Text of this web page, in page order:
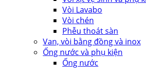
Vòi Lavabo
Vòi chén
Phễu thoát sàn
Van, vòi bằng đồng và inox
Ống nước và phụ kiện
Ống nước